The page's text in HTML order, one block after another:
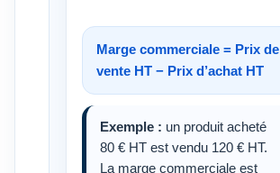
Marge commerciale = Prix de
vente HT − Prix d’achat HT
Exemple : un produit acheté
80 € HT est vendu 120 € HT.
La marge commerciale est